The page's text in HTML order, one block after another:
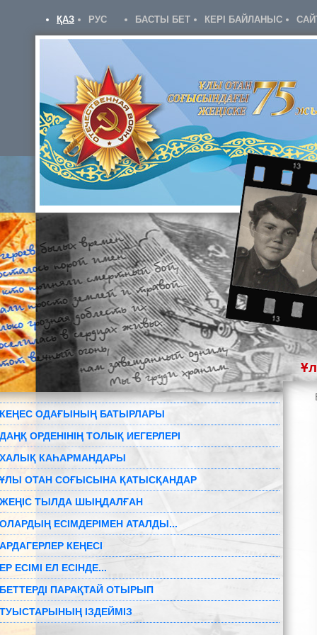
ҚАЗ РУС БАСТЫ БЕТ КЕРІ БАЙЛАНЫС
КЕҢЕС ОДАҒЫНЫҢ БАТЫРЛАРЫ
ДАҢҚ ОРДЕНІНІҢ ТОЛЫҚ ИЕГЕРЛЕРІ
ХАЛЫҚ КАҺАРМАНДАРЫ
ҰЛЫ ОТАН СОҒЫСЫНА ҚАТЫСҚАНДАР
ЖЕҢІС ТЫЛДА ШЫҢДАЛҒАН
ОЛАРДЫҢ ЕСІМДЕРІМЕН АТАЛДЫ...
АРДАГЕРЛЕР КЕҢЕСІ
ЕР ЕСІМІ ЕЛ ЕСІНДЕ...
БЕТТЕРДІ ПАРАҚТАЙ ОТЫРЫП
ТУЫСТАРЫНЫҢ ІЗДЕЙМІЗ